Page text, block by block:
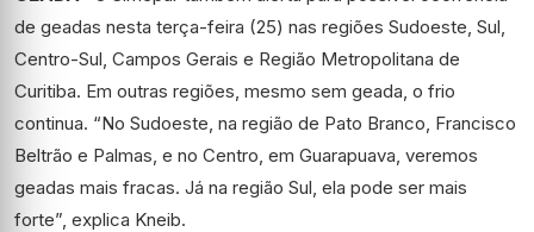
de geadas nesta terça-feira (25) nas regiões Sudoeste, Sul,
Centro-Sul, Campos Gerais e Região Metropolitana de
Curitiba. Em outras regiões, mesmo sem geada, o frio
continua. “No Sudoeste, na região de Pato Branco, Francisco
Beltrão e Palmas, e no Centro, em Guarapuava, veremos
geadas mais fracas. Já na região Sul, ela pode ser mais
forte”, explica Kneib.